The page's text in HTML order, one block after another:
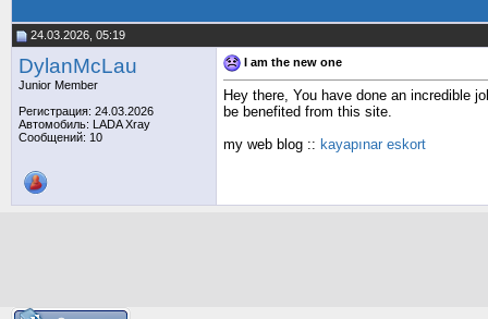
24.03.2026, 05:19
DylanMcLau
Junior Member
Регистрация: 24.03.2026
Автомобиль: LADA Xray
Сообщений: 10
I am the new one
Hey there, You have done an incredible
be benefited from this site.
my web blog :: kayapınar eskort